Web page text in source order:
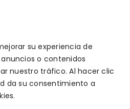
su experiencia de
o contenidos
nuestro tráfico. Al hacer clic
da su consentimiento a
profesora de
una